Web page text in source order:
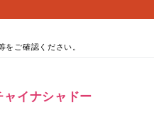
をご確認ください。
イナシャドー